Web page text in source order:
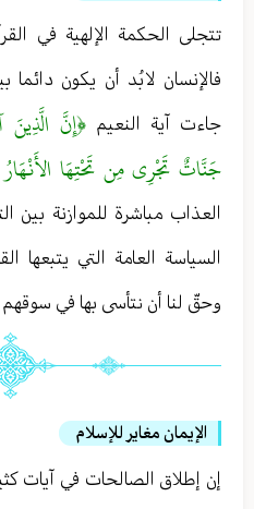
تتجلى الحكمة الإلهية في
فالإنسان لا بُد أن يكون
جاءت آية النعيم﴿إِنَّ الَّذِينَ
جَنَّاتٌ تَجْرِي مِن تَحْتِهَا
العذاب مباشرة للموازنة بين
السياسة العامة التي يتبعها
وحقّ لنا أن نتأسى بها في سوقهم
الإيمان مغاير للإسلام
إن إطلاق الصالحات في آيات